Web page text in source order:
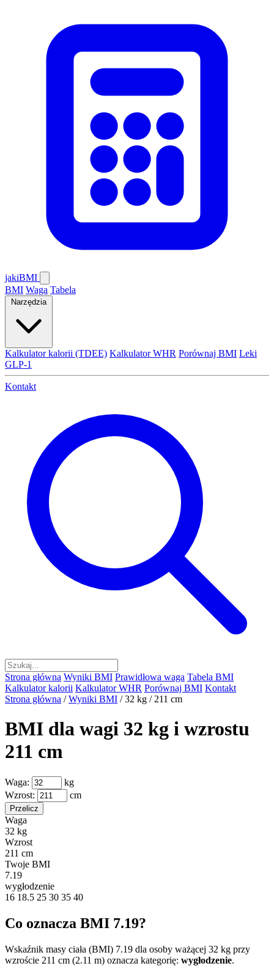
jakiBMI
BMI Waga Tabela
Narzędzia
Kalkulator kalorii (TDEE) Kalkulator WHR Porównaj BMI Leki
GLP-1
Kontakt
Strona główna Wyniki BMI Prawidłowa waga Tabela BMI
Kalkulator kalorii Kalkulator WHR Porównaj BMI Kontakt
Strona główna / Wyniki BMI / 32 kg / 211 cm
BMI dla wagi 32 kg i wzrostu
211 cm
Waga:
kg
Wzrost:
cm
Przelicz
Waga
32 kg
Wzrost
211 cm
Twoje BMI
7.19
wygłodzenie
16 18.5 25 30 35 40
Co oznacza BMI 7.19?
Wskaźnik masy ciała (BMI) 7.19 dla osoby ważącej 32 kg przy
wzroście 211 cm (2.11 m) oznacza kategorię: wygłodzenie.